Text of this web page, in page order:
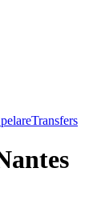
Transfers